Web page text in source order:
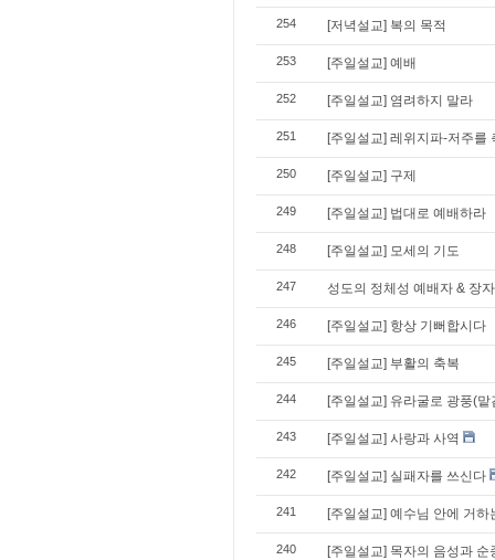
254 [저녁설교] 복의 목적
253 [주일설교] 예배
252 [주일설교] 염려하지 말라
251 [주일설교] 레위지파-저주를
250 [주일설교] 구제
249 [주일설교] 법대로 예배하라
248 [주일설교] 모세의 기도
247 성도의 정체성 예배자 & 장자
246 [주일설교] 항상 기뻐합시다
245 [주일설교] 부활의 축복
244 [주일설교] 유라굴로 광풍(
243 [주일설교] 사랑과 사역
242 [주일설교] 실패자를 쓰신다
241 [주일설교] 예수님 안에 거하
240 [주일설교] 목자의 음성과 순